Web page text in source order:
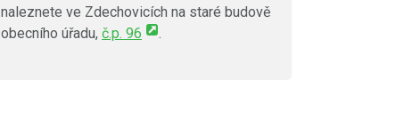
naleznete ve Zdechovicích na staré budově
obecního úřadu, č.p. 96 .